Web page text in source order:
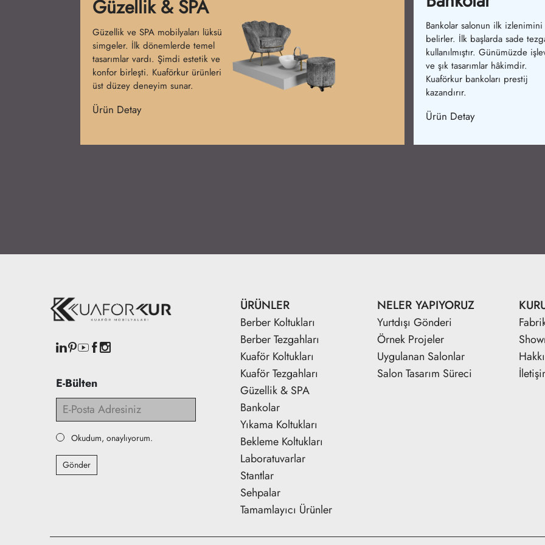
Bankolar salonun ilk izlenimini
belirler. İlk başlarda sade tezgahlar
kullanılmıştır. Günümüzde işlevsel
ve şık tasarımlar hâkimdir.
Kuaförkur bankoları prestij
kazandırır.
Ürün Detay
Yıkama koltukları salonların
olmazıdır. Başlangıçta tek
modeller üretilmiştir.
konfor ve tasarım birleşmiştir.
Kuaförkur koltukları şıklık ve
sağlar.
Ürün Detay
E-Bülten
Okudum, onaylıyorum.
Gönder
ÜRÜNLER
Berber Koltukları
Berber Tezgahları
Kuaför Koltukları
Kuaför Tezgahları
Güzellik & SPA
Bankolar
Yıkama Koltukları
Bekleme Koltukları
Laboratuvarlar
Stantlar
Sehpalar
Tamamlayıcı Ürünler
NELER YAPIYORUZ
Yurtdışı Gönderi
Örnek Projeler
Uygulanan Salonlar
Salon Tasarım Süreci